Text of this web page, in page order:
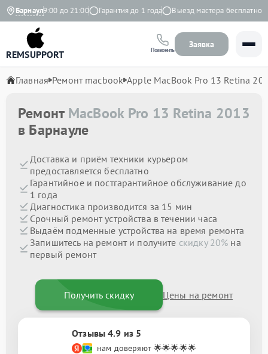
Барнаул
с 9:00 до 21:00 Гарантия до 1 года Выезд мастера бесплатно
REMSUPPORT Позвонить
Заявка
Главная Ремонт macbook Apple MacBook Pro 13 Retina
Ремонт MacBook Pro 13 Retina 2013
в Барнауле
Доставка и приём техники курьером
предоставляется бесплатно
Гарантийное и постгарантийное обслуживание до
1 года
Диагностика производится за 15 мин
Срочный ремонт устройства в течении часа
Выдаём подменные устройства на время ремонта
Запишитесь на ремонт и получите скидку 20% на
первый ремонт
Получить скидку Цены на ремонт
Отзывы 4.9 из 5
нам доверяют 🌟🌟🌟🌟🌟